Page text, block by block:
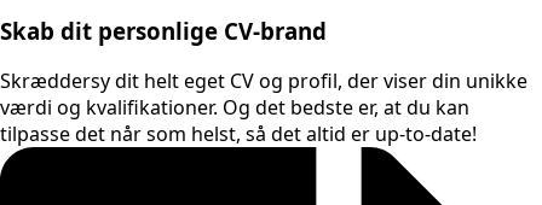
Skab dit personlige CV-brand
Skræddersy dit helt eget CV og profil, der viser din unikke
værdi og kvalifikationer. Og det bedste er, at du kan
tilpasse det når som helst, så det altid er up-to-date!